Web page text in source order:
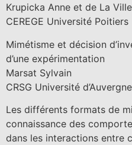
Krupicka Anne et de La
CEREGE Université Poitiers
Mimétisme et décision
d’une expérimentation
Marsat Sylvain
CRSG Université d’Auvergne
Les différents formats de
connaissance des
dans les interactions entre